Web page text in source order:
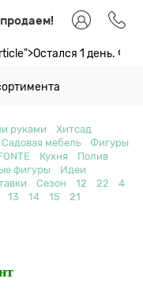
1 день.
руками
Хитсад
Садовая мебель
Фигуры
Кухня
Полив
фигуры
Идеи
Сезон 12 22
4
13 14 15 21